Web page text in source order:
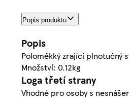
Popis produktu
Popis
Poloměkký zrající plnotučný
Množství: 0.12kg
Loga třetí strany
Vhodné pro osoby s